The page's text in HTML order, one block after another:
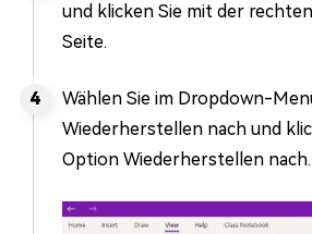
und klicken Sie mit der
Seite.
Wählen Sie im Dropdown-
Wiederherstellen nach und
Option Wiederherstellen nach.